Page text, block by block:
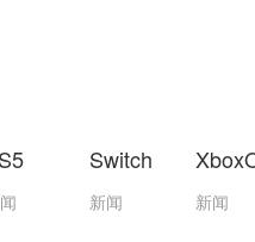
Switch
新闻 新闻